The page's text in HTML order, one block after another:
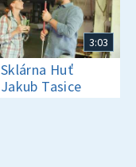
3:03
Sklárna Huť
Jakub Tasice